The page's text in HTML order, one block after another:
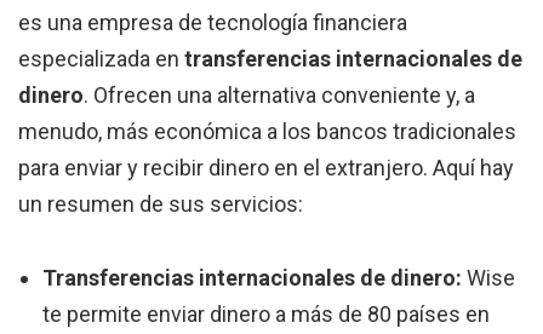
es una empresa de tecnología financiera
especializada en transferencias internacionales de
dinero. Ofrecen una alternativa conveniente y, a
menudo, más económica a los bancos tradicionales
para enviar y recibir dinero en el extranjero. Aquí hay
un resumen de sus servicios:
Transferencias internacionales de dinero: Wise
te permite enviar dinero a más de 80 países en